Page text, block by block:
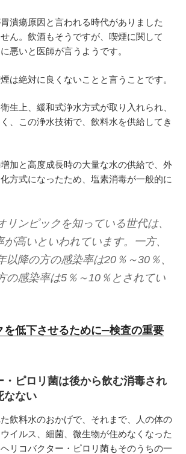
潰瘍原因と言われる時代がありました
ん。飲酒もそうですが、喫煙に関して
悪いと医師が言うようです。
は絶対に良くないことと言うことです。
生上、緩和式浄水方式が取り入れられ、
、この浄水技術で、飲料水を供給してき
加と高度成長時の大量な水の供給で、外
方式になったため、塩素消毒が一般的に
リンピックを知っている世代は、
が高いといわれています。一方、
以降の方の感染率は20％～30％、
の感染率は5％～10％とされてい
を低下させるために─検査の重要
・ピロリ菌は後から飲む消毒され
なない
飲料水のおかげで、それまで、人の体の
イルス、細菌、微生物が住めなくなった
リコバクター・ピロリ菌もそのうちの一